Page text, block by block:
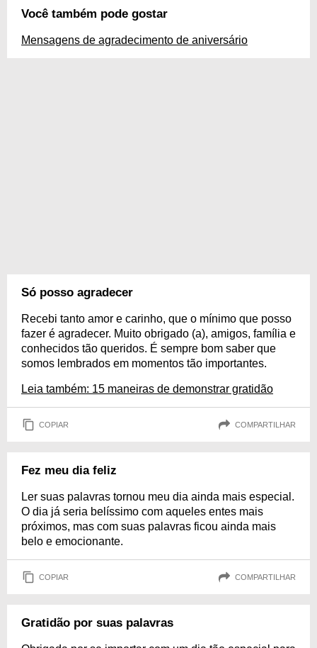
Você também pode gostar
Mensagens de agradecimento de aniversário
Só posso agradecer
Recebi tanto amor e carinho, que o mínimo que posso
fazer é agradecer. Muito obrigado (a), amigos, família e
conhecidos tão queridos. É sempre bom saber que
somos lembrados em momentos tão importantes.
Leia também: 15 maneiras de demonstrar gratidão
COPIAR COMPARTILHAR
Fez meu dia feliz
Ler suas palavras tornou meu dia ainda mais especial.
O dia já seria belíssimo com aqueles entes mais
próximos, mas com suas palavras ficou ainda mais
belo e emocionante.
COPIAR COMPARTILHAR
Gratidão por suas palavras